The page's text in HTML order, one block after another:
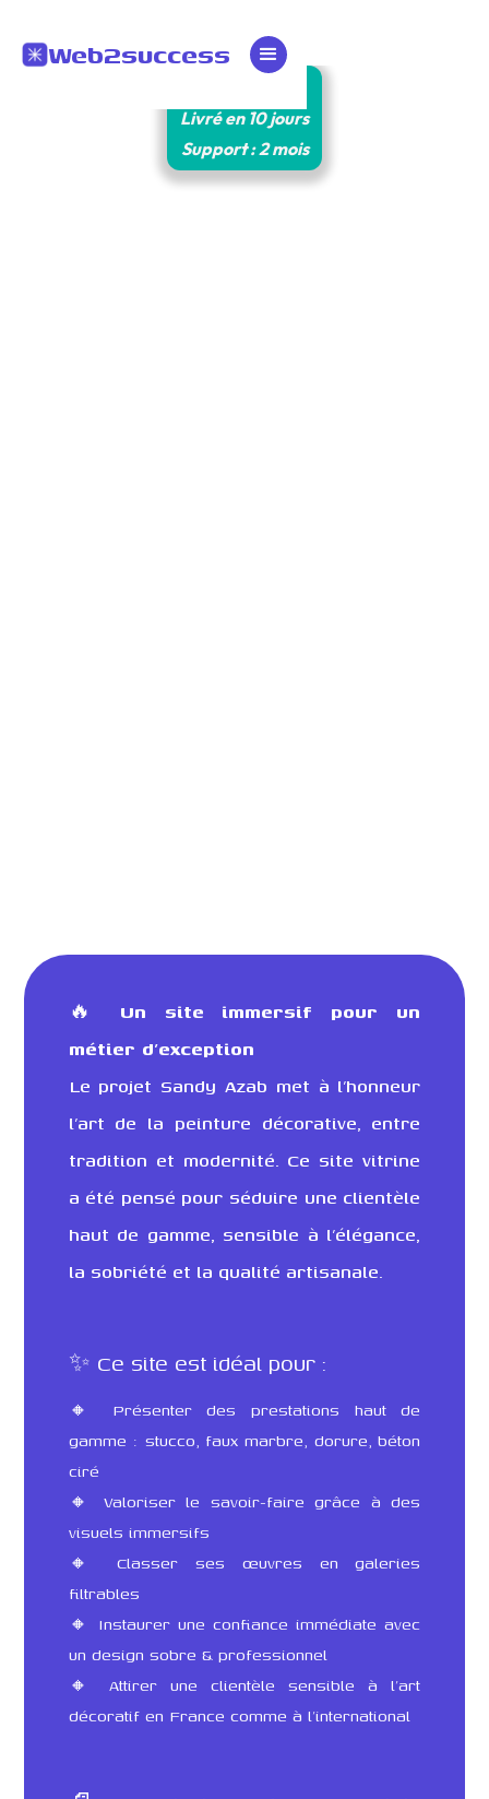
Web2success
Livré en 10 jours
Support : 2 mois
🔥 Un site immersif pour un
métier d’exception
Le projet Sandy Azab met à l’honneur
l’art de la peinture décorative, entre
tradition et modernité. Ce site vitrine
a été pensé pour séduire une clientèle
haut de gamme, sensible à l’élégance,
la sobriété et la qualité artisanale.
✨ Ce site est idéal pour :
🔸 Présenter des prestations haut de
gamme : stucco, faux marbre, dorure, béton
ciré
🔸 Valoriser le savoir-faire grâce à des
visuels immersifs
🔸 Classer ses œuvres en galeries
filtrables
🔸 Instaurer une confiance immédiate avec
un design sobre & professionnel
🔸 Attirer une clientèle sensible à l’art
décoratif en France comme à l’international